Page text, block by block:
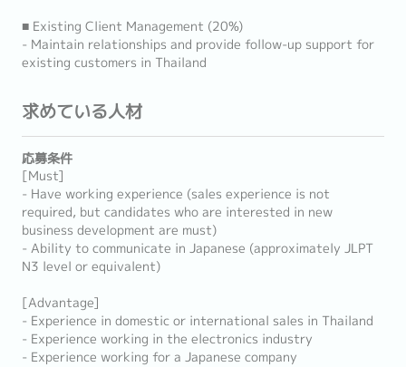
■ Existing Client Management (20%)
- Maintain relationships and provide follow-up support for
existing customers in Thailand
求めている人材
応募条件
[Must]
- Have working experience (sales experience is not
required, but candidates who are interested in new
business development are must)
- Ability to communicate in Japanese (approximately JLPT
N3 level or equivalent)
[Advantage]
- Experience in domestic or international sales in Thailand
- Experience working in the electronics industry
- Experience working for a Japanese company